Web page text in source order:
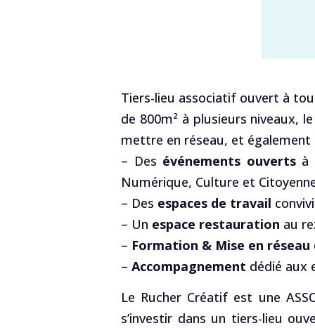
Tiers-lieu associatif ouvert à
de 800m² à plusieurs niveaux,
mettre en réseau, et
– Des événements ouvertsà
Numérique, Culture et
– Des espaces de travail
– Un espace restauration au
– Formation & Mise en réseau
– Accompagnement dédié aux
Le Rucher Créatif est une
s’investir dans un tiers-lieu